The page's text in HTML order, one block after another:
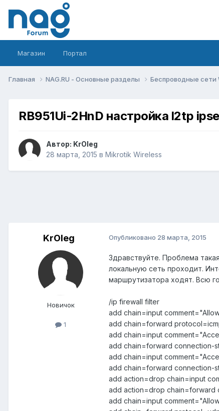
Магазин Портал
Главная NAG.RU - Основные разделы Беспроводные сети
RB951Ui-2HnD настройка l2tp
Автор: KrOleg
28 марта, 2015 в Mikrotik Wireless
KrOleg
Новичок
1
Опубликовано 28 марта, 2015
Здравствуйте. Проблема
локальную сеть проходит.
маршрутизатора ходят. Всю
/ip firewall filter
add chain=input
add chain=forward
add chain=input
add chain=forward connection-
add chain=input
add chain=forward connection-
add action=drop chain=input
add action=drop chain=forward
add chain=input